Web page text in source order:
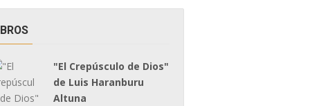
"El Crepúsculo de Dios"
de Luis Haranburu
Altuna